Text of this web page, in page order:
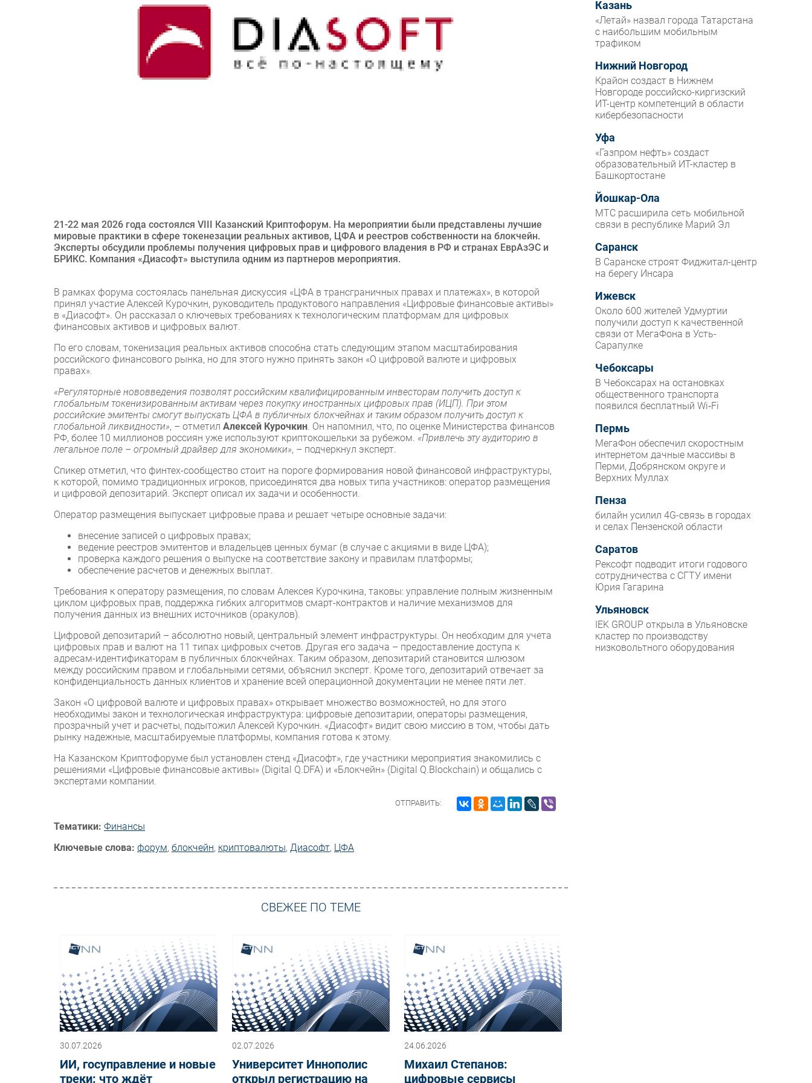
21-22 мая 2026 года состоялся VIII Казанский Криптофорум. На мероприятии были представлены лучшие
мировые практики в сфере токенезации реальных активов, ЦФА и реестров собственности на блокчейн.
Эксперты обсудили проблемы получения цифровых прав и цифрового владения в РФ и странах ЕврАзЭС и
БРИКС. Компания «Диасофт» выступила одним из партнеров мероприятия.
В рамках форума состоялась панельная дискуссия «ЦФА в трансграничных правах и платежах», в которой
принял участие Алексей Курочкин, руководитель продуктового направления «Цифровые финансовые активы»
в «Диасофт». Он рассказал о ключевых требованиях к технологическим платформам для цифровых
финансовых активов и цифровых валют.
По его словам, токенизация реальных активов способна стать следующим этапом масштабирования
российского финансового рынка, но для этого нужно принять закон «О цифровой валюте и цифровых
правах».
«Регуляторные нововведения позволят российским квалифицированным инвесторам получить доступ к
глобальным токенизированным активам через покупку иностранных цифровых прав (ИЦП). При этом
российские эмитенты смогут выпускать ЦФА в публичных блокчейнах и таким образом получить доступ к
глобальной ликвидности», – отметил Алексей Курочкин. Он напомнил, что, по оценке Министерства финансов
РФ, более 10 миллионов россиян уже используют криптокошельки за рубежом. «Привлечь эту аудиторию в
легальное поле – огромный драйвер для экономики», – подчеркнул эксперт.
Спикер отметил, что финтех-сообщество стоит на пороге формирования новой финансовой инфраструктуры,
к которой, помимо традиционных игроков, присоединятся два новых типа участников: оператор размещения
и цифровой депозитарий. Эксперт описал их задачи и особенности.
Оператор размещения выпускает цифровые права и решает четыре основные задачи:
внесение записей о цифровых правах;
ведение реестров эмитентов и владельцев ценных бумаг (в случае с акциями в виде ЦФА);
проверка каждого решения о выпуске на соответствие закону и правилам платформы;
обеспечение расчетов и денежных выплат.
Требования к оператору размещения, по словам Алексея Курочкина, таковы: управление полным жизненным
циклом цифровых прав, поддержка гибких алгоритмов смарт-контрактов и наличие механизмов для
получения данных из внешних источников (оракулов).
Цифровой депозитарий – абсолютно новый, центральный элемент инфраструктуры. Он необходим для учета
цифровых прав и валют на 11 типах цифровых счетов. Другая его задача – предоставление доступа к
адресам-идентификаторам в публичных блокчейнах. Таким образом, депозитарий становится шлюзом
между российским правом и глобальными сетями, объяснил эксперт. Кроме того, депозитарий отвечает за
конфиденциальность данных клиентов и хранение всей операционной документации не менее пяти лет.
Закон «О цифровой валюте и цифровых правах» открывает множество возможностей, но для этого
необходимы закон и технологическая инфраструктура: цифровые депозитарии, операторы размещения,
прозрачный учет и расчеты, подытожил Алексей Курочкин. «Диасофт» видит свою миссию в том, чтобы дать
рынку надежные, масштабируемые платформы, компания готова к этому.
На Казанском Криптофоруме был установлен стенд «Диасофт», где участники мероприятия знакомились с
решениями «Цифровые финансовые активы» (Digital Q.DFA) и «Блокчейн» (Digital Q.Blockchain) и общались с
экспертами компании.
ОТПРАВИТЬ:
Тематики: Финансы
Ключевые слова: форум, блокчейн, криптовалюты, Диасофт, ЦФА
СВЕЖЕЕ ПО ТЕМЕ
30.07.2026
ИИ, госуправление и новые
треки: что ждёт
02.07.2026
Университет Иннополис
открыл регистрацию на
24.06.2026
Михаил Степанов:
цифровые сервисы
Казань
«Летай» назвал города Татарстана
с наибольшим мобильным
трафиком
Нижний Новгород
Крайон создаст в Нижнем
Новгороде российско-киргизский
ИТ-центр компетенций в области
кибербезопасности
Уфа
«Газпром нефть» создаст
образовательный ИТ-кластер в
Башкортостане
Йошкар-Ола
МТС расширила сеть мобильной
связи в республике Марий Эл
Саранск
В Саранске строят Фиджитал-центр
на берегу Инсара
Ижевск
Около 600 жителей Удмуртии
получили доступ к качественной
связи от МегаФона в Усть-
Сарапулке
Чебоксары
В Чебоксарах на остановках
общественного транспорта
появился бесплатный Wi‑Fi
Пермь
МегаФон обеспечил скоростным
интернетом дачные массивы в
Перми, Добрянском округе и
Верхних Муллах
Пенза
билайн усилил 4G-связь в городах
и селах Пензенской области
Саратов
Рексофт подводит итоги годового
сотрудничества с СГТУ имени
Юрия Гагарина
Ульяновск
IEK GROUP открыла в Ульяновске
кластер по производству
низковольтного оборудования